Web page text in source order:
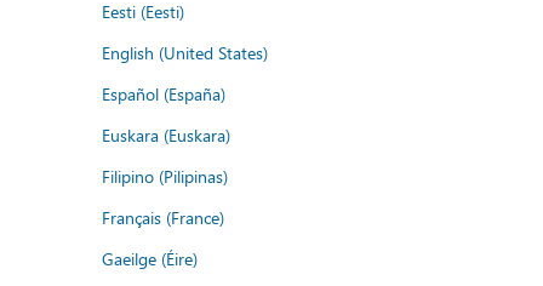
Eesti (Eesti)
English (United States)
Español (España)
Euskara (Euskara)
Filipino (Pilipinas)
Français (France)
Gaeilge (Éire)